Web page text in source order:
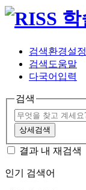
검색환경설정
검색도움말
다국어입력
검색
상세검색
결과 내 재검색
인기 검색어